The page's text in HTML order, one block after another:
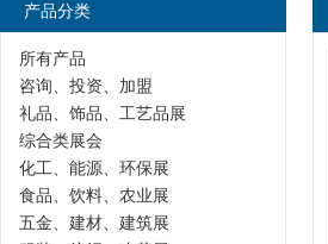
产品分类
所有产品
咨询、投资、加盟
礼品、饰品、工艺品展
综合类展会
化工、能源、环保展
食品、饮料、农业展
五金、建材、建筑展